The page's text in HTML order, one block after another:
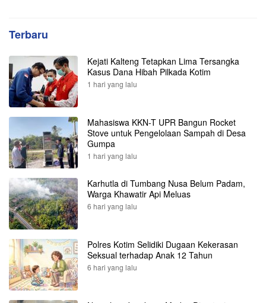
Terbaru
Kejati Kalteng Tetapkan Lima Tersangka
Kasus Dana Hibah Pilkada Kotim
1 hari yang lalu
Mahasiswa KKN-T UPR Bangun Rocket
Stove untuk Pengelolaan Sampah di Desa
Gumpa
1 hari yang lalu
Karhutla di Tumbang Nusa Belum Padam,
Warga Khawatir Api Meluas
6 hari yang lalu
Polres Kotim Selidiki Dugaan Kekerasan
Seksual terhadap Anak 12 Tahun
6 hari yang lalu